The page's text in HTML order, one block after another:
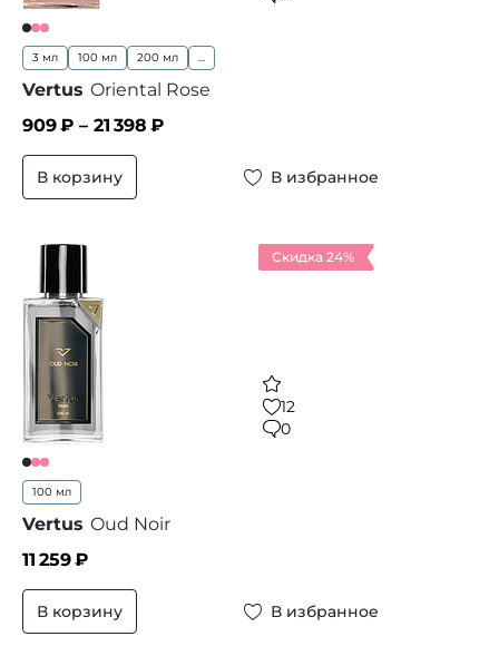
3 мл 100 мл 200 мл ...
Vertus Oriental Rose
909₽ – 21 398 ₽
В корзину В избранное
Скидка 24%
12
0
100 мл
Vertus Oud Noir
11 259₽
В корзину В избранное